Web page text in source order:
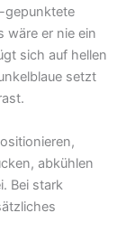
gepunktete
wäre er nie ein
sich auf hellen
setzt
abkühlen
Bei stark